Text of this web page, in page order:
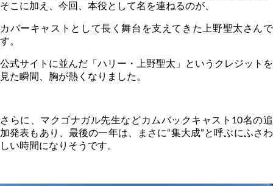
そこに加え、今回、本役として名を連ねるのが、
カバーキャストとして長く舞台を支えてきた上野聖太さんで
す。
公式サイトに並んだ「ハリー・上野聖太」というクレジットを
見た瞬間、胸が熱くなりました。
さらに、マクゴナガル先生などカムバックキャスト 10名の追
加発表もあり、最後の一年は、まさに“集大成”と呼ぶにふさわ
しい時間になりそうです。